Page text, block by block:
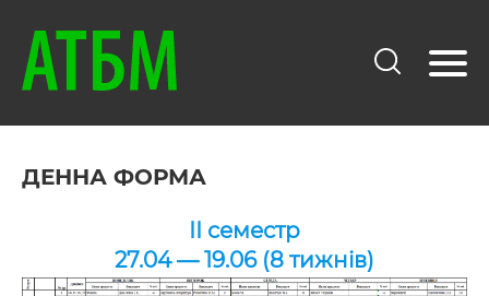
ДЕННА ФОРМА
ІІ семестр
27.04 — 19.06 (8 тижнів)